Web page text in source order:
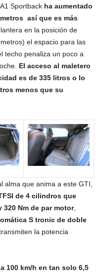
Sportback ha aumentado
así que es más
en la posición de
el espacio para las
techo penaliza un poco a
El acceso al maletero
es de 335 litros o lo
menos que su
alma que anima a este GTI,
de 4 cilindros que
320 Nm de par motor,
S tronic de doble
la potencia
100 km/h en tan solo 6,5